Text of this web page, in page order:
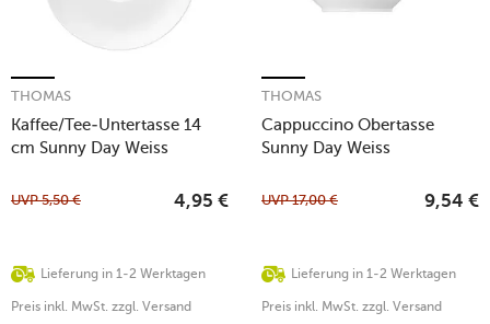
Kaffee/Tee-Untertasse 14
cm Sunny Day Weiss
THOMAS
Lieferung in 1-2 Werktagen
UVP5,50 € 4,95 €
Preis inkl. MwSt. zzgl. Versand
Cappuccino Obertasse
Sunny Day Weiss
THOMAS
Lieferung in 1-2 Werktagen
UVP17,00 € 9,54 €
Preis inkl. MwSt. zzgl. Versand